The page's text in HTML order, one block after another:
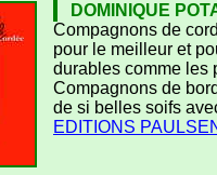
DOMINIQUE
Compagnons de
pour le meilleur et
durables comme les
Compagnons de
de si belles soifs
EDITIONS